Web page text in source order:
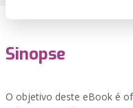
Sinopse
O objetivo deste eBook é